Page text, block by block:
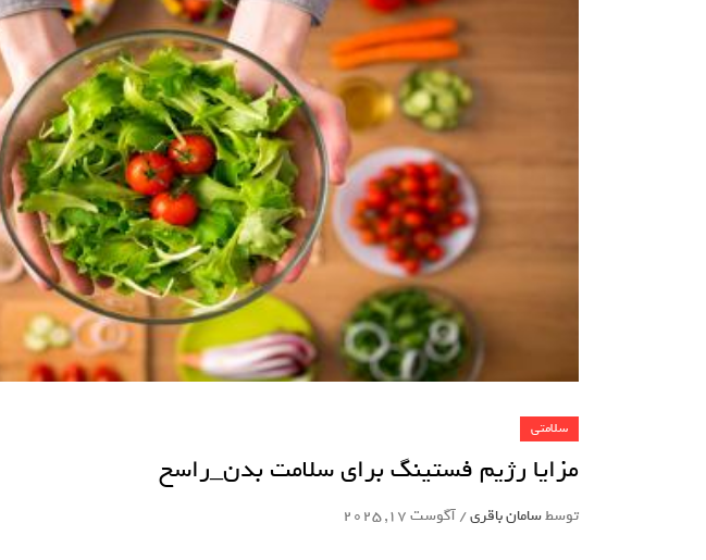
سلامتی
مزایا رژیم فستینگ برای سلامت بدن_راسخ
توسطسامان باقری/آگوست 17, 2025